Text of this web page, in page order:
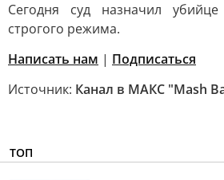
Сегодня суд назначил
строгого режима.
Написать нам | Подписаться
Источник: Канал в МАКС "Mash
ТОП